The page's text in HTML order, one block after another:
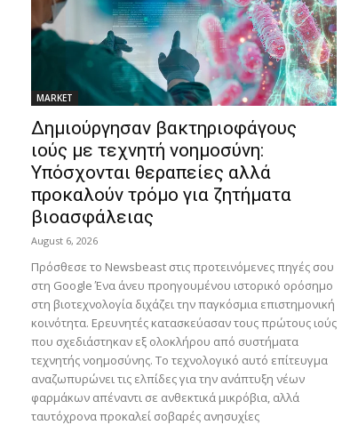
MARKET
Δημιούργησαν βακτηριοφάγους
ιούς με τεχνητή νοημοσύνη:
Υπόσχονται θεραπείες αλλά
προκαλούν τρόμο για ζητήματα
βιοασφάλειας
August 6, 2026
Πρόσθεσε το Newsbeast στις προτεινόμενες πηγές σου
στη Google Ένα άνευ προηγουμένου ιστορικό ορόσημο
στη βιοτεχνολογία διχάζει την παγκόσμια επιστημονική
κοινότητα. Ερευνητές κατασκεύασαν τους πρώτους ιούς
που σχεδιάστηκαν εξ ολοκλήρου από συστήματα
τεχνητής νοημοσύνης. Το τεχνολογικό αυτό επίτευγμα
αναζωπυρώνει τις ελπίδες για την ανάπτυξη νέων
φαρμάκων απέναντι σε ανθεκτικά μικρόβια, αλλά
ταυτόχρονα προκαλεί σοβαρές ανησυχίες